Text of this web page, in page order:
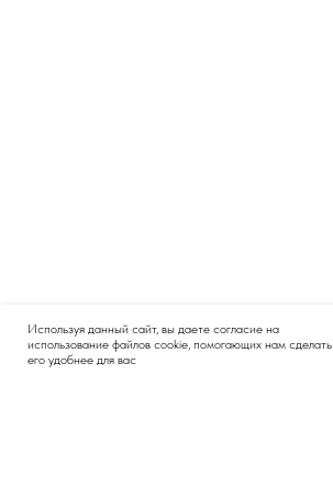
Используя данный сайт, вы даете согласие на
использование файлов cookie, помогающих нам сделать
его удобнее для вас